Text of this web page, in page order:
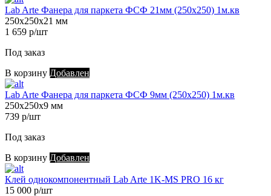
Lab Arte Фанера для паркета ФСФ 21мм (250х250) 1м.кв
250х250х21 мм
1 659 р/шт
Под заказ
В корзину Добавлен
Lab Arte Фанера для паркета ФСФ 9мм (250х250) 1м.кв
250х250х9 мм
739 р/шт
Под заказ
В корзину Добавлен
Клей однокомпонентный Lab Arte 1K-MS PRO 16 кг
15 000 р/шт